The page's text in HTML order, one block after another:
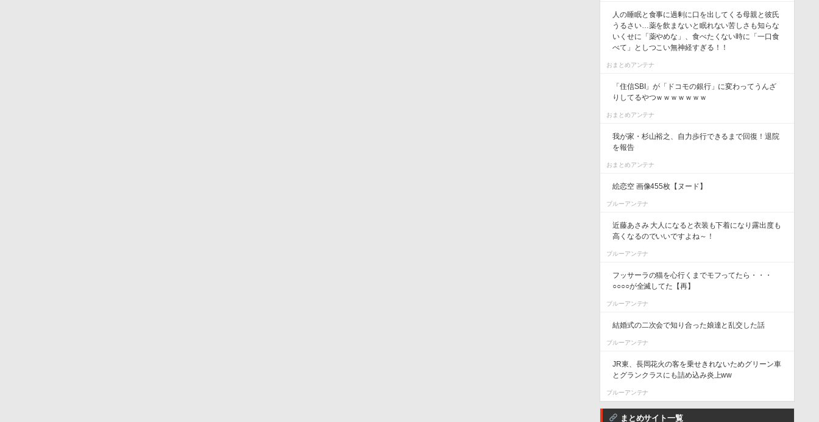
人の睡眠と食事に過剰に口を出してくる母親と彼氏
うるさい…薬を飲まないと眠れない苦しさも知らな
いくせに「薬やめな」、食べたくない時に「一口食
べて」としつこい無神経すぎる！！
おまとめアンテナ
「住信SBI」が「ドコモの銀行」に変わってうんざ
りしてるやつｗｗｗｗｗｗｗ
おまとめアンテナ
我が家・杉山裕之、自力歩行できるまで回復！退院
を報告
おまとめアンテナ
絵恋空 画像455枚【ヌード】
ブルーアンテナ
近藤あさみ 大人になると衣装も下着になり露出度も
高くなるのでいいですよね～！
ブルーアンテナ
フッサーラの猫を心行くまでモフってたら・・・
○○○○が全滅してた【再】
ブルーアンテナ
結婚式の二次会で知り合った娘達と乱交した話
ブルーアンテナ
JR東、長岡花火の客を乗せきれないためグリーン車
とグランクラスにも詰め込み炎上ww
ブルーアンテナ
まとめサイト一覧